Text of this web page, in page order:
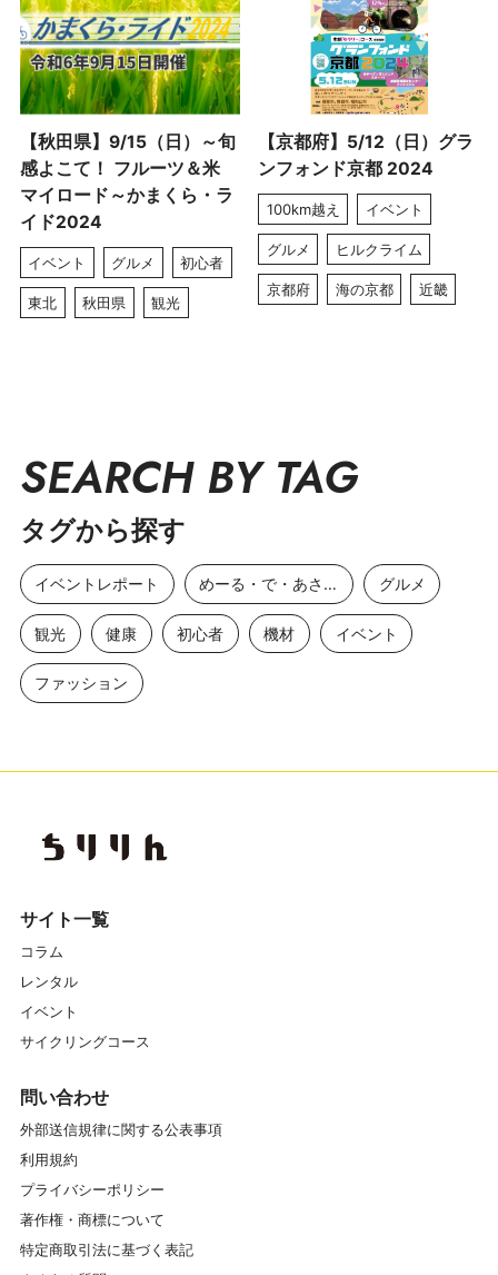
【秋田県】9/15（日）～旬
感よこて！ フルーツ＆米
マイロード～かまくら・ラ
イド2024
イベント グルメ 初心者
東北 秋田県 観光
【京都府】5/12（日）グラ
ンフォンド京都 2024
100km越え イベント
グルメ ヒルクライム
京都府 海の京都 近畿
SEARCH BY TAG
タグから探す
イベントレポート めーる・で・あさひ グルメ
観光 健康 初心者 機材 イベント
ファッション
サイト一覧
コラム
レンタル
イベント
サイクリングコース
問い合わせ
外部送信規律に関する公表事項
利用規約
プライバシーポリシー
著作権・商標について
特定商取引法に基づく表記